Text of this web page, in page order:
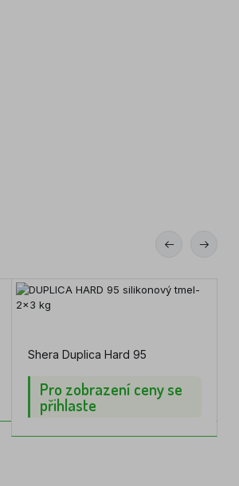
Shera Duplica Hard 95
Pro zobrazení ceny se
přihlaste